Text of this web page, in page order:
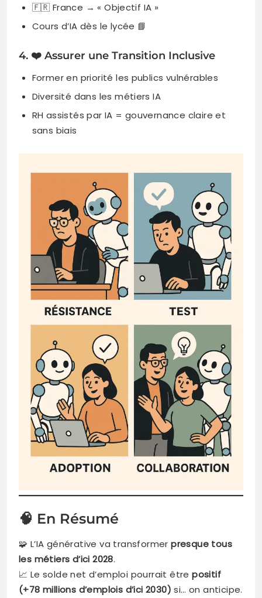
🇫🇷 France → « Objectif IA »
Cours d’IA dès le lycée 📘
4. ❤️ Assurer une Transition Inclusive
Former en priorité les publics vulnérables
Diversité dans les métiers IA
RH assistés par IA = gouvernance claire et
sans biais
🧠 En Résumé
🧩 L’IA générative va transformerpresque tous
les métiers d’ici 2028.
📈 Le solde net d’emploi pourrait êtrepositif
(+78 millions d’emplois d’ici 2030) si… on anticipe.